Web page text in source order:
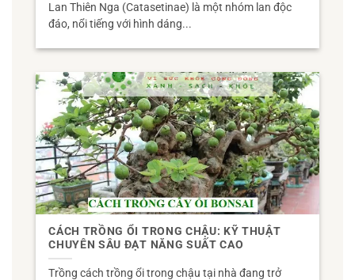
Lan Thiên Nga (Catasetinae) là một nhóm lan độc
đáo, nổi tiếng với hình dáng...
CÁCH TRỒNG ỔI TRONG CHẬU: KỸ THUẬT
CHUYÊN SÂU ĐẠT NĂNG SUẤT CAO
Trồng cách trồng ổi trong chậu tại nhà đang trở